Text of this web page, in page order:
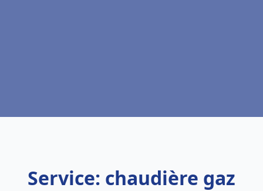
Service: chaudière gaz